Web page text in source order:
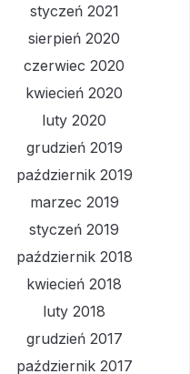
styczeń 2021
sierpień 2020
czerwiec 2020
kwiecień 2020
luty 2020
grudzień 2019
październik 2019
marzec 2019
styczeń 2019
październik 2018
kwiecień 2018
luty 2018
grudzień 2017
październik 2017